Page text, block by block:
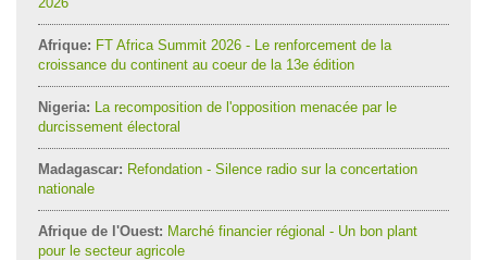
Afrique: FT Africa Summit 2026 - Le renforcement de la
croissance du continent au coeur de la 13e édition
Nigeria: La recomposition de l'opposition menacée par le
durcissement électoral
Madagascar: Refondation - Silence radio sur la concertation
nationale
Afrique de l'Ouest: Marché financier régional - Un bon plant
pour le secteur agricole